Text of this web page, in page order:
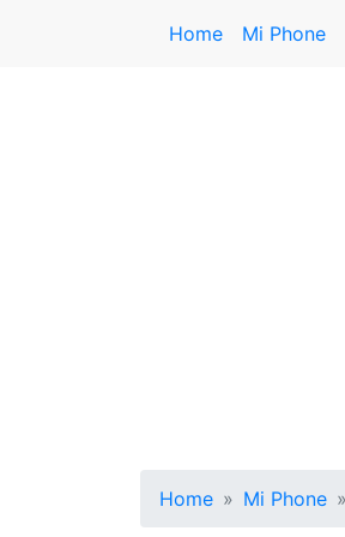
Home Mi Phone
Home Mi Phone